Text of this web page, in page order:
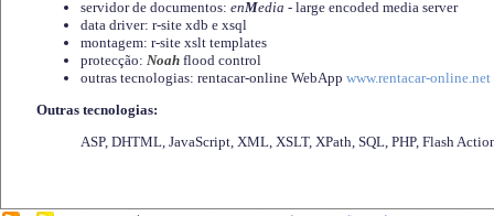
servidor de documentos: enMedia - large encoded media server
data driver: r-site xdb e xsql
montagem: r-site xslt templates
protecção: Noah flood control
outras tecnologias: rentacar-online WebApp www.rentacar-online.net
Outras tecnologias:
ASP, DHTML, JavaScript, XML, XSLT, XPath, SQL, PHP, Flash